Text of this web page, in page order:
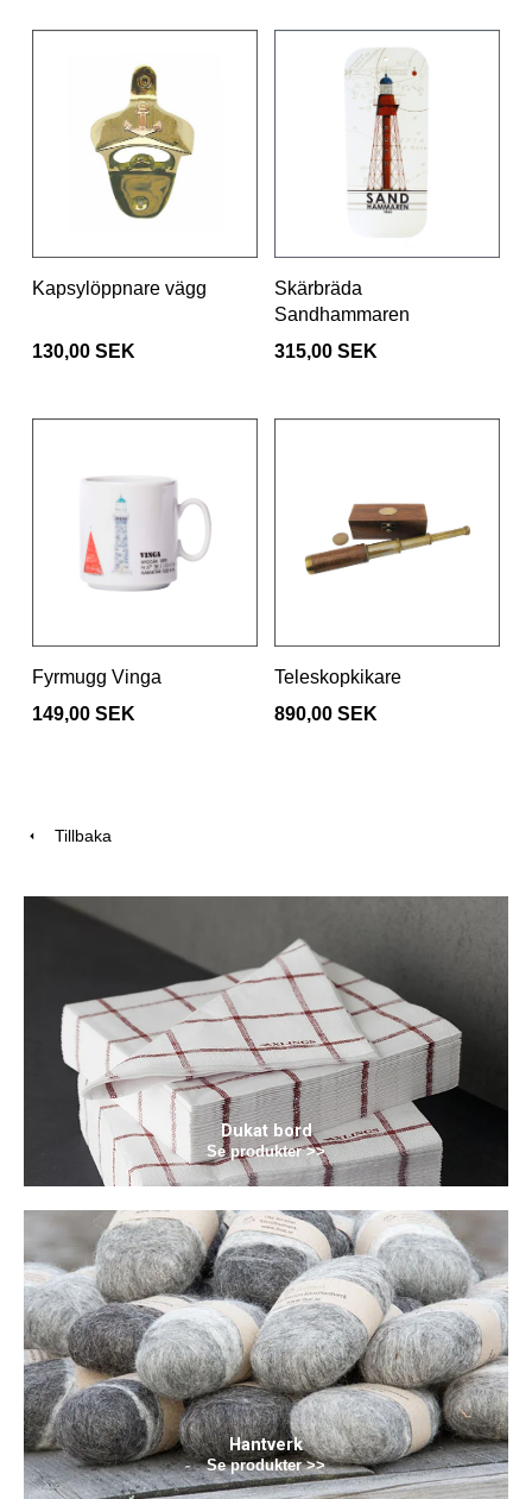
Kapsylöppnare vägg
130,00 SEK
Skärbräda
Sandhammaren
315,00 SEK
Fyrmugg Vinga
149,00 SEK
Teleskopkikare
890,00 SEK
Tillbaka
Dukat bord
Se produkter >>
Hantverk
Se produkter >>